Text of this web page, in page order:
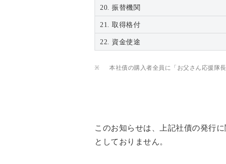
20. 振替機関
21. 取得格付
22. 資金使途
※ 本社債の購入者全員に「お父さん応援隊
このお知らせは、上記社債の発行
としておりません。